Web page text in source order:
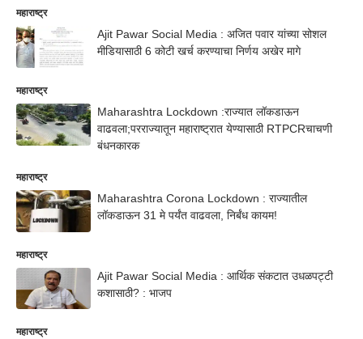
महाराष्ट्र
Ajit Pawar Social Media : अजित पवार यांच्या सोशल
मीडियासाठी 6 कोटी खर्च करण्याचा निर्णय अखेर मागे
महाराष्ट्र
Maharashtra Lockdown :राज्यात लॉकडाऊन
वाढवला;परराज्यातून महाराष्ट्रात येण्यासाठी RTPCRचाचणी
बंधनकारक
महाराष्ट्र
Maharashtra Corona Lockdown : राज्यातील
लॉकडाऊन 31 मे पर्यंत वाढवला, निर्बंध कायम!
महाराष्ट्र
Ajit Pawar Social Media : आर्थिक संकटात उधळपट्टी
कशासाठी? : भाजप
महाराष्ट्र